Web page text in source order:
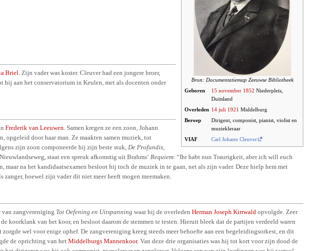
Bron: Documentatiemap Zeeuwse Bibliotheek
Geboren
15 november 1852 Niederpleis,
Duitsland
Overleden 14 juli 1921 Middelburg
Beroep
Dirigent, componist, pianist, violist en
muziekleraar
VIAF
Carl Johann Cleuver
Briel . Zijn vader was koster. Cleuver had een jongere broer,
aan het conservatorium in Keulen, met als docenten onder
Frederik van Leeuwen . Samen kregen ze een zoon, Johann
opgeleid door haar man. Ze maakten samen muziek, tot
zijn zoon componeerde hij zijn beste stuk, De Profundis
staat een spreuk afkomstig uit Brahms‘ Requiem: “Ihr habt nun Traurigkeit, aber ich will euch
maar na het kandidaatsexamen besloot hij toch de muziek in te gaan, net als zijn vader. Deze hielp hem met
hoewel zijn vader dit niet meer heeft mogen meemaken.
zangvereniging Tot Oefening en Uitspanning waar hij de overleden Herman Joseph Kirrwald opvolgde. Zeer
koorklank van het koor, en besloot daarom de stemmen te testen. Hieruit bleek dat de partijen verdeeld waren
wel voor enige ophef. De zangvereniging kreeg steeds meer behoefte aan een begeleidingsorkest, en dit
de oprichting van het Middelburgs Mannenkoor. Van deze drie organisaties was hij tot kort voor zijn dood de